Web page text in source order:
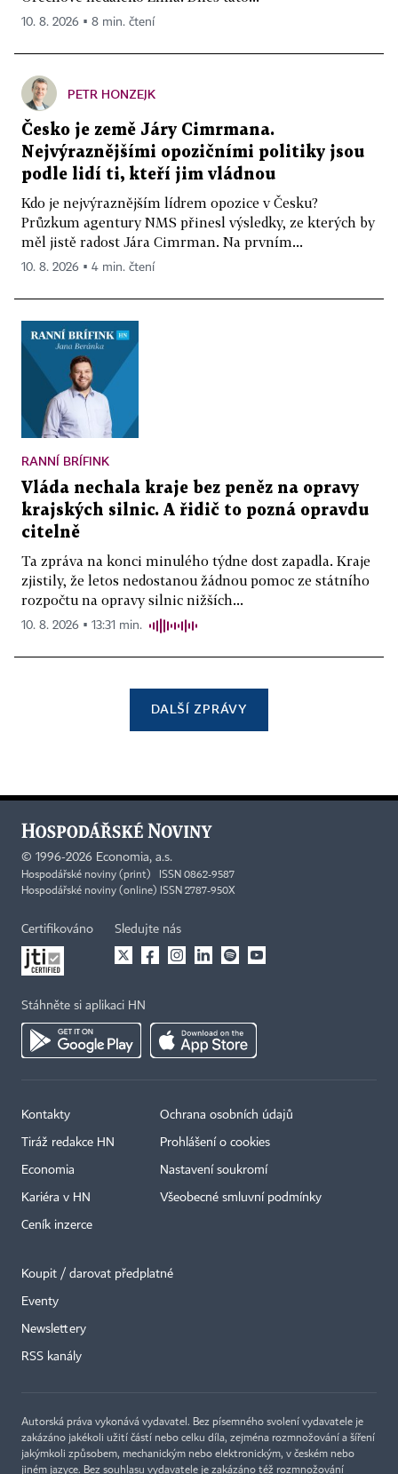
10. 8. 2026 ▪ 8 min. čtení
PETR HONZEJK
Česko je země Járy Cimrmana.
Nejvýraznějšími opozičními politiky jsou
podle lidí ti, kteří jim vládnou
Kdo je nejvýraznějším lídrem opozice v Česku?
Průzkum agentury NMS přinesl výsledky, ze kterých by
měl jistě radost Jára Cimrman. Na prvním...
10. 8. 2026 ▪ 4 min. čtení
RANNÍ BRÍFINK
Vláda nechala kraje bez peněz na opravy
krajských silnic. A řidič to pozná opravdu
citelně
Ta zpráva na konci minulého týdne dost zapadla. Kraje
zjistily, že letos nedostanou žádnou pomoc ze státního
rozpočtu na opravy silnic nižších...
10. 8. 2026 ▪ 13:31 min.
DALŠÍ ZPRÁVY
© 1996-2026 Economia, a.s.
Hospodářské noviny (print) ISSN 0862-9587
Hospodářské noviny (online) ISSN 2787-950X
Certifikováno Sledujte nás
Stáhněte si aplikaci HN
Kontakty
Tiráž redakce HN
Economia
Kariéra v HN
Ceník inzerce
Ochrana osobních údajů
Prohlášení o cookies
Nastavení soukromí
Všeobecné smluvní podmínky
Koupit / darovat předplatné
Eventy
Newslettery
RSS kanály
Autorská práva vykonává vydavatel. Bez písemného svolení vydavatele je
zakázáno jakékoli užití částí nebo celku díla, zejména rozmnožování a šíření
jakýmkoli způsobem, mechanickým nebo elektronickým, v českém nebo
jiném jazyce. Bez souhlasu vydavatele je zakázáno též rozmnožování